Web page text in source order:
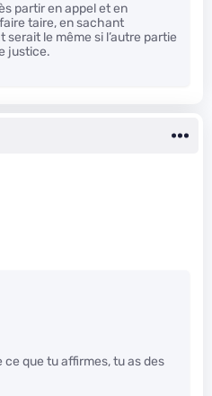
partir en appel et en
taire, en sachant
le même si l’autre partie
justice.
que tu affirmes, tu as des